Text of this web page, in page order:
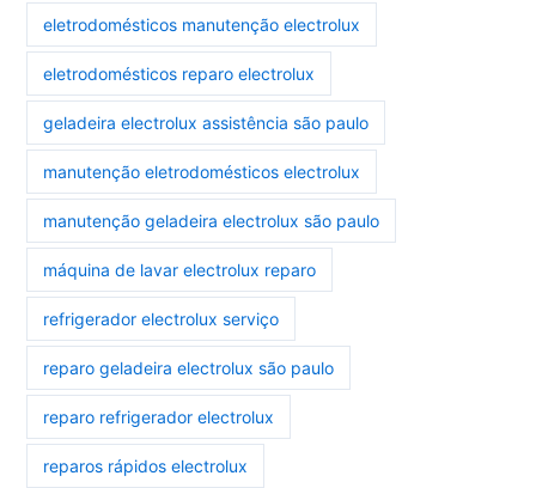
eletrodomésticos manutenção electrolux
eletrodomésticos reparo electrolux
geladeira electrolux assistência são paulo
manutenção eletrodomésticos electrolux
manutenção geladeira electrolux são paulo
máquina de lavar electrolux reparo
refrigerador electrolux serviço
reparo geladeira electrolux são paulo
reparo refrigerador electrolux
reparos rápidos electrolux